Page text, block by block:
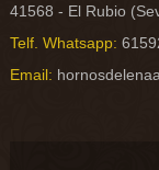
41568 - El Rubio
Telf. Whatsapp:
Email: